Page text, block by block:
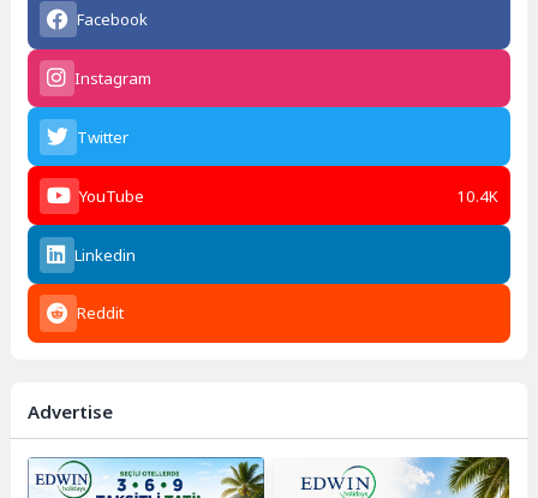
Facebook
Instagram
Twitter
YouTube 10.4K
Linkedin
Reddit
Advertise